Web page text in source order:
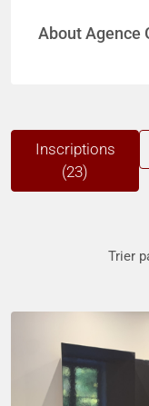
About Agence
Inscriptions
(23)
Trier